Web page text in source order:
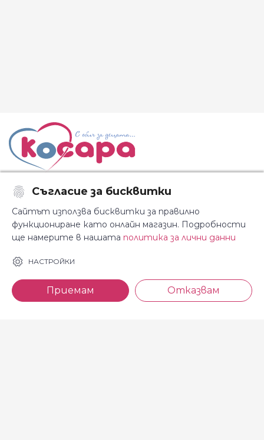
Последвайте ни:
За Косара
За нас
Магазини
Общи условия
Декларация за
поверителност
Съгласие за бисквитки
Сайтът използва бисквитки за правилно
функциониране като онлайн магазин. Подробности
ще намерите в нашата политика за лични данни
НАСТРОЙКИ
Приемам Отказвам